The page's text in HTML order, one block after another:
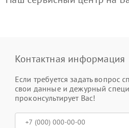
Контактная информация
Если требуется задать вопрос
свои данные и дежурный
проконсультирует Вас!